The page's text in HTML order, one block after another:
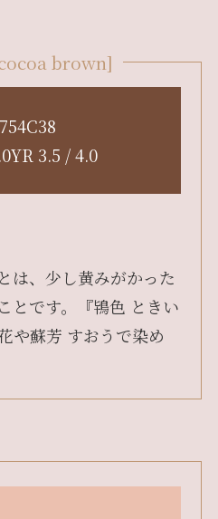
brown]
3.5 / 4.0
は、少し黄みがかった
とです。『鴇色 ときい
や蘇芳 すおうで染め